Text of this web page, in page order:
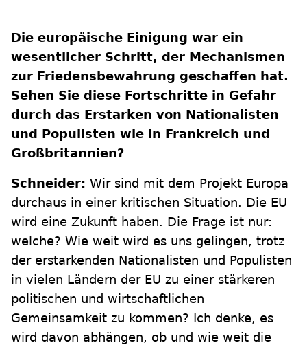
Die europäische Einigung war ein
wesentlicher Schritt, der Mechanismen
zur Friedensbewahrung geschaffen hat.
Sehen Sie diese Fortschritte in Gefahr
durch das Erstarken von Nationalisten
und Populisten wie in Frankreich und
Großbritannien?
Schneider: Wir sind mit dem Projekt Europa
durchaus in einer kritischen Situation. Die EU
wird eine Zukunft haben. Die Frage ist nur:
welche? Wie weit wird es uns gelingen, trotz
der erstarkenden Nationalisten und Populisten
in vielen Ländern der EU zu einer stärkeren
politischen und wirtschaftlichen
Gemeinsamkeit zu kommen? Ich denke, es
wird davon abhängen, ob und wie weit die